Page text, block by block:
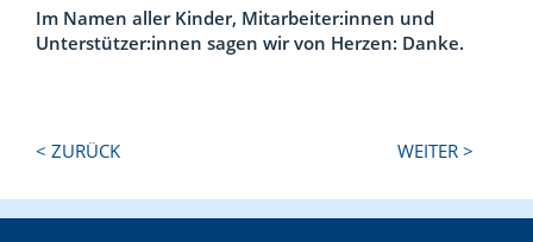
Im Namen aller Kinder, Mitarbeiter:innen und
Unterstützer:innen sagen wir von Herzen: Danke.
Next
< ZURÜCK WEITER >